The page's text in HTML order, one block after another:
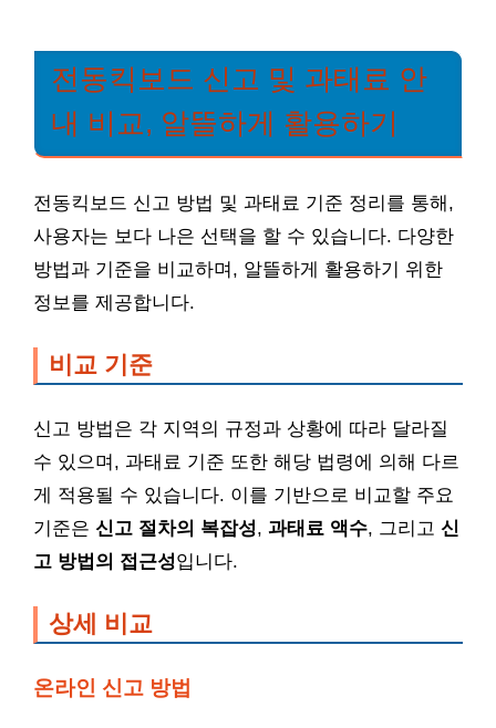
전동킥보드 신고 및 과태료 안
내 비교, 알뜰하게 활용하기
전동킥보드 신고 방법 및 과태료 기준 정리를 통해,
사용자는 보다 나은 선택을 할 수 있습니다. 다양한
방법과 기준을 비교하며, 알뜰하게 활용하기 위한
정보를 제공합니다.
비교 기준
신고 방법은 각 지역의 규정과 상황에 따라 달라질
수 있으며, 과태료 기준 또한 해당 법령에 의해 다르
게 적용될 수 있습니다. 이를 기반으로 비교할 주요
기준은 신고 절차의 복잡성, 과태료 액수, 그리고 신
고 방법의 접근성입니다.
상세 비교
온라인 신고 방법